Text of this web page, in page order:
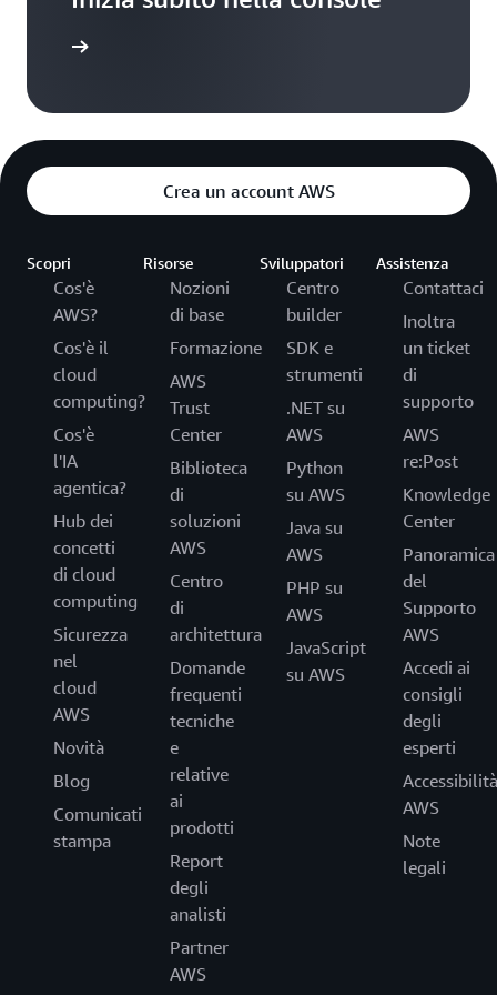
Crea un account AWS
Scopri
Cos'è
AWS?
Cos'è il
cloud
computing?
Cos'è
l'IA
agentica?
Hub dei
concetti
di cloud
computing
Sicurezza
nel
cloud
AWS
Novità
Blog
Comunicati
stampa
Risorse
Nozioni
di base
Formazione
AWS
Trust
Center
Biblioteca
di
soluzioni
AWS
Centro
di
architettura
Domande
frequenti
tecniche
e
relative
ai
prodotti
Report
degli
analisti
Partner
AWS
Sviluppatori
Centro
builder
SDK e
strumenti
.NET su
AWS
Python
su AWS
Java su
AWS
PHP su
AWS
JavaScript
su AWS
Assistenza
Contattaci
Inoltra
un ticket
di
supporto
AWS
re:Post
Knowledge
Center
Panoramica
del
Supporto
AWS
Accedi ai
consigli
degli
esperti
Accessibilità
AWS
Note
legali